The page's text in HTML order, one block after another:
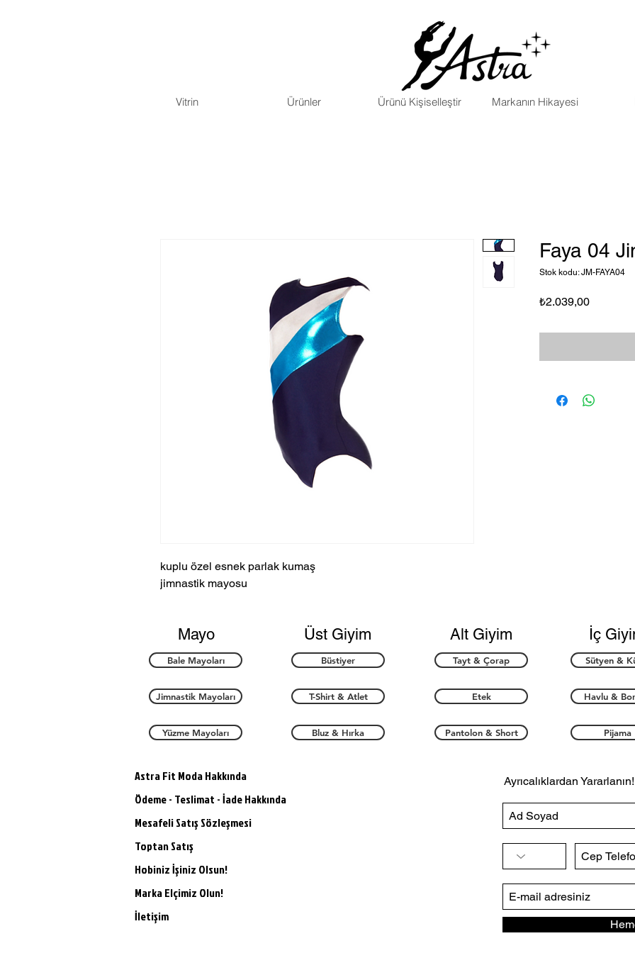
Vitrin Ürünler Ürünü Kişiselleştir Markanın Hikayesi
kuplu özel esnek parlak kumaş
jimnastik mayosu
Faya 04
Stok kodu: JM-FAYA04
₺2.039,00Fiyat
Mayo
Bale Mayoları
Jimnastik Mayoları
Yüzme Mayoları
Üst Giyim
Büstiyer
T-Shirt & Atlet
Bluz & Hırka
Alt Giyim
Tayt & Çorap
Etek
Pantolon & Short
İç
Sütyen &
Havlu &
Pijama
Astra Fit Moda Hakkında
Ödeme - Teslimat - İade Hakkında
Mesafeli Satış Sözleşmesi
Toptan Satış
Hobiniz İşiniz Olsun!
Marka Elçimiz Olun!
İletişim
Ayrıcalıklardan Yararlanın!